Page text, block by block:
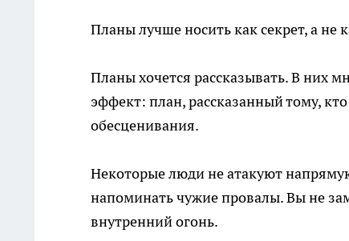
Планы лучше носить как секрет, а не
Планы хочется рассказывать. В них
эффект: план, рассказанный тому,
обесценивания.
Некоторые люди не атакуют
напоминать чужие провалы. Вы не
внутренний огонь.